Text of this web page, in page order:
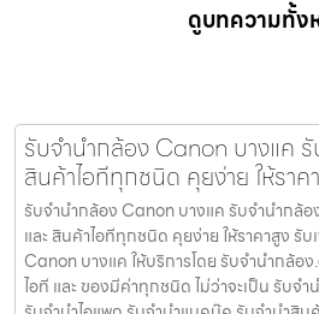
ดูบทความทั้ง
รับจำนำกล้อง Canon บางแค รั
สินค้าไอทีทุกชนิด คุยง่าย ให้ราค
รับจำนำกล้อง Canon บางแค รับจํานํากล้
และ สินค้าไอทีทุกชนิด คุยง่าย ให้ราคาสูง รั
Canon บางแค ให้บริการโดย รับจํานํากล้อ
ไอที และ ของมีค่าทุกชนิด ไม่ว่าจะเป็น รับจํ